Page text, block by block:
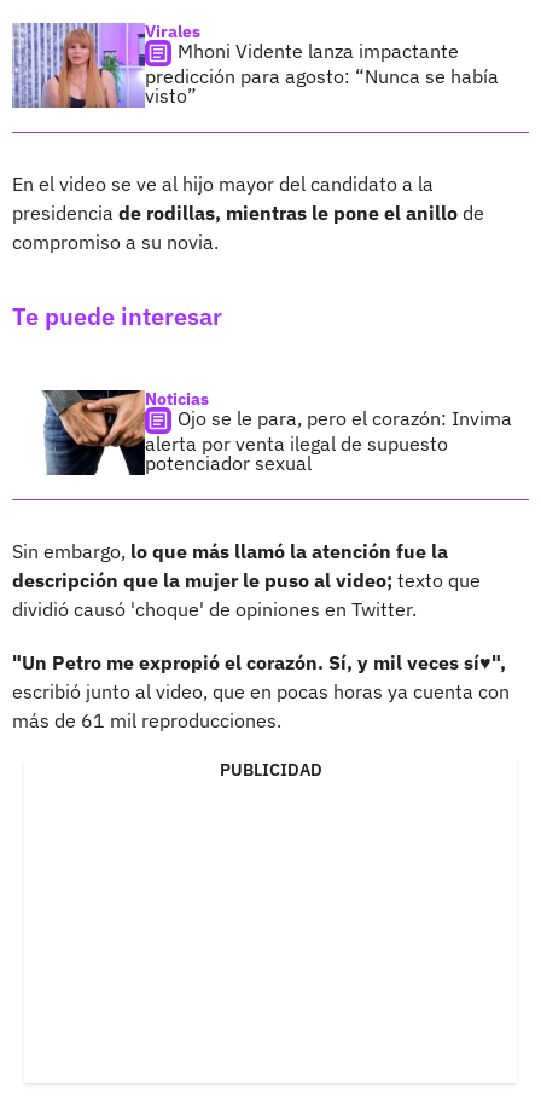
Virales
Mhoni Vidente lanza impactante
predicción para agosto: “Nunca se había
visto”
En el video se ve al hijo mayor del candidato a la
presidencia de rodillas, mientras le pone el anillo de
compromiso a su novia.
Te puede interesar
Noticias
Ojo se le para, pero el corazón: Invima
alerta por venta ilegal de supuesto
potenciador sexual
Sin embargo, lo que más llamó la atención fue la
descripción que la mujer le puso al video; texto que
dividió causó 'choque' de opiniones en Twitter.
"Un Petro me expropió el corazón. Sí, y mil veces sí♥️",
escribió junto al video, que en pocas horas ya cuenta con
más de 61 mil reproducciones.
PUBLICIDAD